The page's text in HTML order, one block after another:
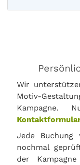
Wir
Motiv-
Kampagne.
Jede Buchung
nochmal
der